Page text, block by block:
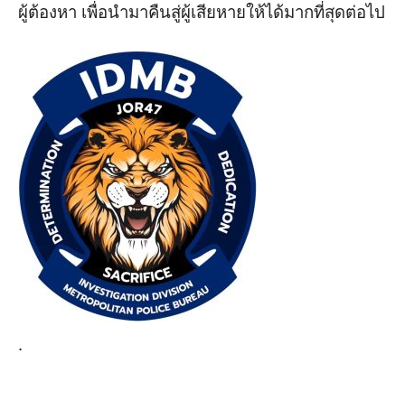
ผู้ต้องหา เพื่อนำมาคืนสู่ผู้เสียหายให้ได้มากที่สุดต่อไป
.